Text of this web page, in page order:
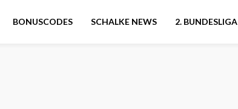
BONUSCODES SCHALKE NEWS 2. BUNDESLIGA